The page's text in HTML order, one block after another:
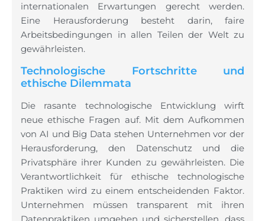
internationalen Erwartungen gerecht werden.
Eine Herausforderung besteht darin, faire
Arbeitsbedingungen in allen Teilen der Welt zu
gewährleisten.
Technologische Fortschritte und
ethische Dilemmata
Die rasante technologische Entwicklung wirft
neue ethische Fragen auf. Mit dem Aufkommen
von AI und Big Data stehen Unternehmen vor der
Herausforderung, den Datenschutz und die
Privatsphäre ihrer Kunden zu gewährleisten. Die
Verantwortlichkeit für ethische technologische
Praktiken wird zu einem entscheidenden Faktor.
Unternehmen müssen transparent mit ihren